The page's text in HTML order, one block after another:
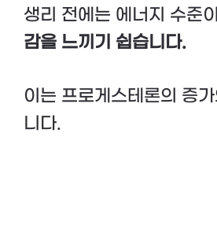
생리 전에는 에너지 수준
감을 느끼기 쉽습니다.
이는 프로게스테론의 증
니다.